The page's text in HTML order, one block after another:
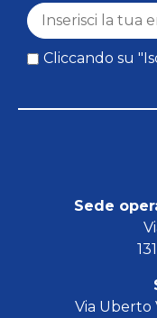
Cliccando su
Sede
Via Uberto